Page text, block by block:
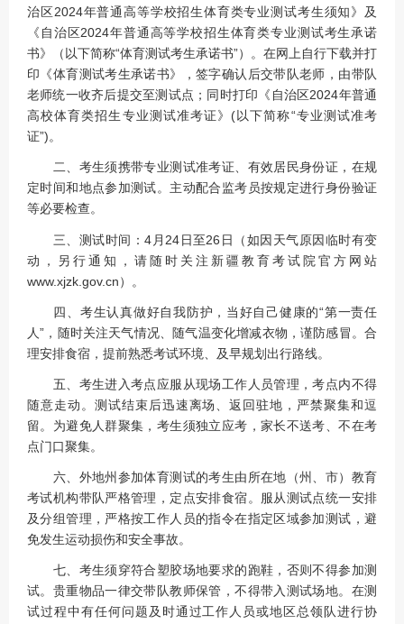
治区2024年普通高等学校招生体育类专业测试考生须知》及
《自治区2024年普通高等学校招生体育类专业测试考生承诺
书》（以下简称“体育测试考生承诺书”）。在网上自行下载并打
印《体育测试考生承诺书》，签字确认后交带队老师，由带队
老师统一收齐后提交至测试点；同时打印《自治区2024年普通
高校体育类招生专业测试准考证》(以下简称“专业测试准考
证”)。
二、考生须携带专业测试准考证、有效居民身份证，在规
定时间和地点参加测试。主动配合监考员按规定进行身份验证
等必要检查。
三、测试时间：4月24日至26日（如因天气原因临时有变
动，另行通知，请随时关注新疆教育考试院官方网站
www.xjzk.gov.cn）。
四、考生认真做好自我防护，当好自己健康的“第一责任
人”，随时关注天气情况、随气温变化增减衣物，谨防感冒。合
理安排食宿，提前熟悉考试环境、及早规划出行路线。
五、考生进入考点应服从现场工作人员管理，考点内不得
随意走动。测试结束后迅速离场、返回驻地，严禁聚集和逗
留。为避免人群聚集，考生须独立应考，家长不送考、不在考
点门口聚集。
六、外地州参加体育测试的考生由所在地（州、市）教育
考试机构带队严格管理，定点安排食宿。服从测试点统一安排
及分组管理，严格按工作人员的指令在指定区域参加测试，避
免发生运动损伤和安全事故。
七、考生须穿符合塑胶场地要求的跑鞋，否则不得参加测
试。贵重物品一律交带队教师保管，不得带入测试场地。在测
试过程中有任何问题及时通过工作人员或地区总领队进行协